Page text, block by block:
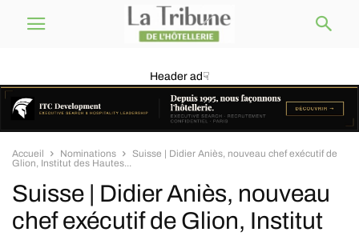
Header ad☟
Accueil Nominations
Suisse | Didier Aniès, nouveau chef exécutif de
Glion, Institut des Hautes...
Suisse | Didier Aniès, nouveau
chef exécutif de Glion, Institut